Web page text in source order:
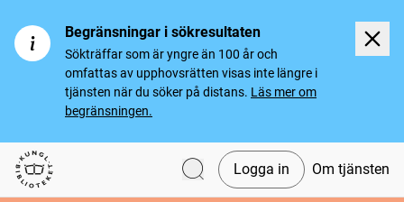
Begränsningar i sökresultaten
Sökträffar som är yngre än 100 år och
omfattas av upphovsrätten visas inte längre i
tjänsten när du söker på distans. Läs mer om
begränsningen.
Svenska tidningar
Logga in Om tjänsten